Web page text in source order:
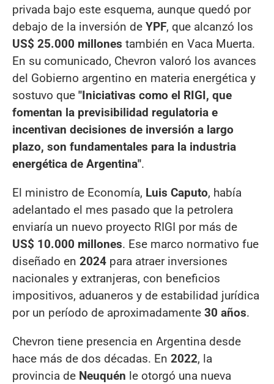
privada bajo este esquema, aunque quedó por
debajo de la inversión de YPF, que alcanzó los
US$ 25.000 millones también en Vaca Muerta.
En su comunicado, Chevron valoró los avances
del Gobierno argentino en materia energética y
sostuvo que "Iniciativas como el RIGI, que
fomentan la previsibilidad regulatoria e
incentivan decisiones de inversión a largo
plazo, son fundamentales para la industria
energética de Argentina".
El ministro de Economía, Luis Caputo, había
adelantado el mes pasado que la petrolera
enviaría un nuevo proyecto RIGI por más de
US$ 10.000 millones. Ese marco normativo fue
diseñado en 2024 para atraer inversiones
nacionales y extranjeras, con beneficios
impositivos, aduaneros y de estabilidad jurídica
por un período de aproximadamente 30 años.
Chevron tiene presencia en Argentina desde
hace más de dos décadas. En 2022, la
provincia de Neuquén le otorgó una nueva